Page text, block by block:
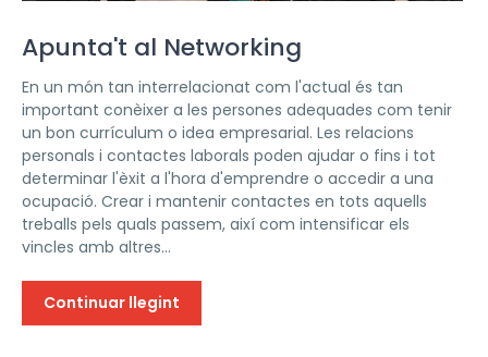
Apunta't al Networking
En un món tan interrelacionat com l'actual és tan
important conèixer a les persones adequades com tenir
un bon currículum o idea empresarial. Les relacions
personals i contactes laborals poden ajudar o fins i tot
determinar l'èxit a l'hora d'emprendre o accedir a una
ocupació. Crear i mantenir contactes en tots aquells
treballs pels quals passem, així com intensificar els
vincles amb altres...
Continuar llegint